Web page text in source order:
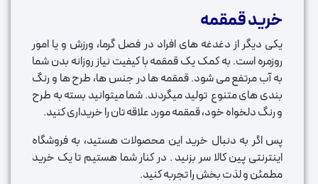
خرید قمقمه
یکی دیگر از دغدغه های افراد در فصل گرما، ورزش و یا امور
روزمره است. به کمک یک قمقمه با کیفیت نیاز روزانه بدن شما
به آب مرتفع می شود. قمقمه ها در جنس ها، طرح ها و رنگ
بندی های متنوع تولید میگردند. شما میتوانید بسته به طرح
و رنگ دلخواه خود، قمقمه مورد علاقه تان را خریداری کنید.
پس اگر به دنبال خرید این محصولات هستید، به فروشگاه
اینترنتی پین کالا سر بزنید . در کنار شما هستیم تا یک خرید
مطمئن و لذت بخش را تجربه کنید.